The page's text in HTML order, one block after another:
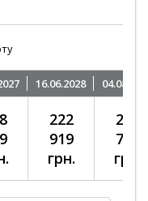
16.06.2028
222
919
грн.
218
711
грн.